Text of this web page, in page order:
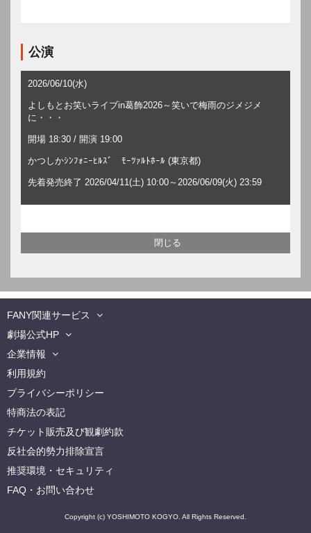
公演
2026/06/10(水)
よしもとお笑いライブin葛飾2026～笑いで梅雨のジメジメ
に・・・
開場 18:30 / 開演 19:00
かつしかｼﾝﾌｫﾆｰﾋﾙｽﾞ ﾓｰﾂｧﾙﾄﾎｰﾙ (東京都)
先着発売終了 2026/04/11(土) 10:00～2026/06/09(火) 23:59
FANY関連サービス
劇場公式HP
企業情報
利用規約
プライバシーポリシー
特商法の表記
チケット販売及び観劇約款
反社会的勢力排除宣言
推奨環境・セキュリティ
FAQ・お問い合わせ
Copyright (c) YOSHIMOTO KOGYO. All Rights Reserved.